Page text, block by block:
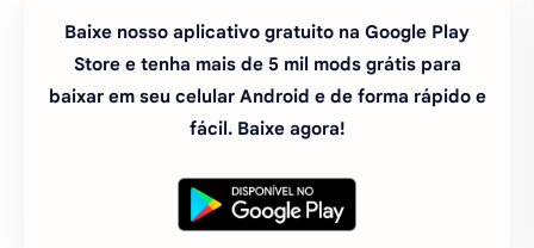
Baixe nosso aplicativo gratuito na Google Play
Store e tenha mais de 5 mil mods grátis para
baixar em seu celular Android e de forma rápido e
fácil. Baixe agora!